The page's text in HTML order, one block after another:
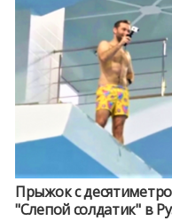
Прыжок с
"Слепой солдатик" в